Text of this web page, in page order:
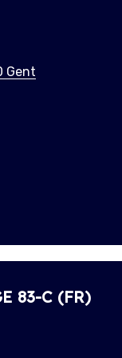
Gent
83-C (FR)